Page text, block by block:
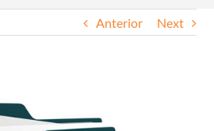
Anterior Next